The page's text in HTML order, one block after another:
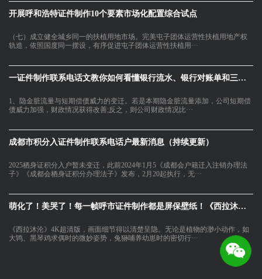
开展呼和浩特证件制作10个要素市场化配置综合试点
（七）成立健全城乡同一的扶植用地市场。完美屯子团体运营性扶植用地产权
轨造，依照国度同一摆设，有序促进屯子团体运营性扶植用···
一证件制作联系电话文教你如何看懂银行流水、银行对账单和三大财
1、隐金脏流量与短期偿债威力的变迁。若是本期隐金脏流量添加，公司短期偿
债威力加强，财政情况获得改善;反之，则公司财政情况比···
成都市积分入证件制作联系电话户最新消息（持续更新）
2025栖身证积分入户暂未变迁，此前2024年1月5《成都会户籍迁入注销办理法
子》《成都会栖身证积分办理法子》发布，2月20起执行，无···
萌化了！美哭了！每一帧呼市证件制作都是屏保壁纸！《西拉沐沦》
《西拉沐沦》4K超清版，画面细节得以清楚呈隐。无论是植物的渺小动作，如
大鸨、黑琴鸡求偶时的微妙姿势，兔狲哺养幼崽时的密切行···